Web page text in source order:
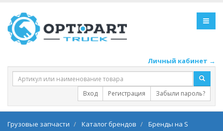
Личный кабинет →
Вход Регистрация Забыли пароль?
Грузовые запчасти Каталог брендов
Бренды на S